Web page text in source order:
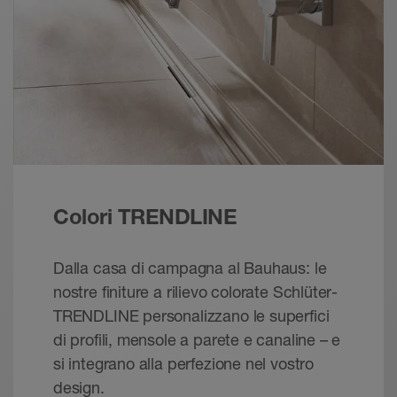
PDF – 275,26 KB
Schlüter-Systems - Sistemi innovativi per
docce a filo pavimento
Brochure - © Schlueter-Systems
Schlüter-KERDI-LINE | Scheda tecnica 8.7
PDF – 4,6 MB
Colori TRENDLINE
Dalla casa di campagna al Bauhaus: le
nostre finiture a rilievo colorate Schlüter-
TRENDLINE personalizzano le superfici
di profili, mensole a parete e canaline – e
si integrano alla perfezione nel vostro
design.